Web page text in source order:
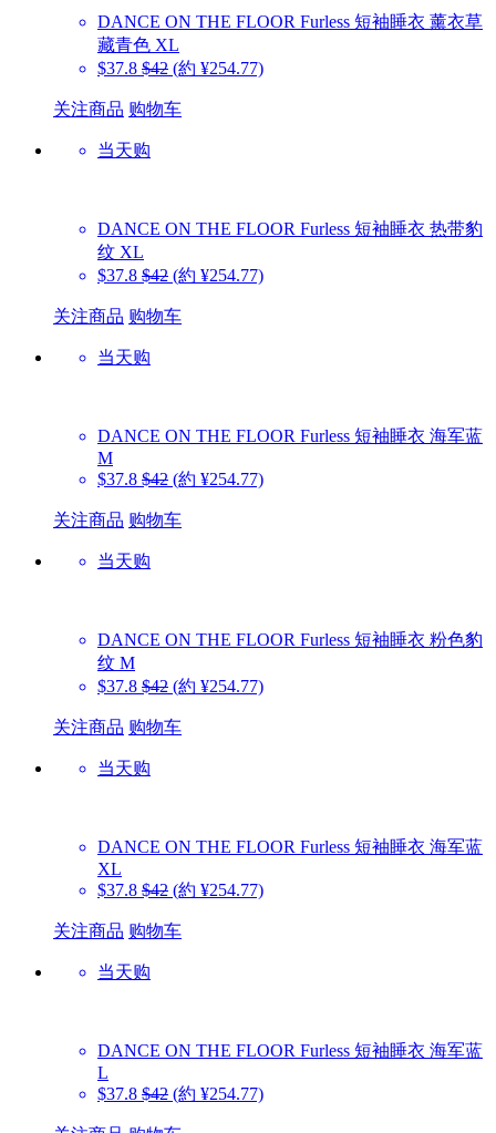
DANCE ON THE FLOOR Furless 短袖睡衣 薰衣草
藏青色 XL
$37.8 $42 (約 ¥254.77)
关注商品 购物车
当天购
DANCE ON THE FLOOR Furless 短袖睡衣 热带豹
纹 XL
$37.8 $42 (約 ¥254.77)
关注商品 购物车
当天购
DANCE ON THE FLOOR Furless 短袖睡衣 海军蓝
M
$37.8 $42 (約 ¥254.77)
关注商品 购物车
当天购
DANCE ON THE FLOOR Furless 短袖睡衣 粉色豹
纹 M
$37.8 $42 (約 ¥254.77)
关注商品 购物车
当天购
DANCE ON THE FLOOR Furless 短袖睡衣 海军蓝
XL
$37.8 $42 (約 ¥254.77)
关注商品 购物车
当天购
DANCE ON THE FLOOR Furless 短袖睡衣 海军蓝
L
$37.8 $42 (約 ¥254.77)